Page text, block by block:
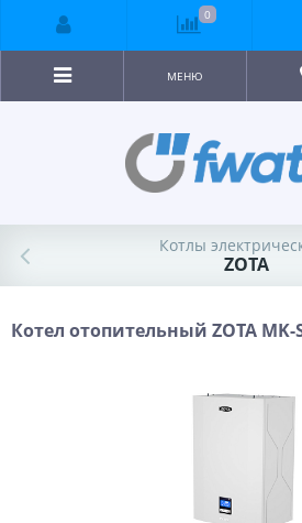
МЕНЮ
Котлы
ZOTA
Котел отопительный ZOTA MK-
0